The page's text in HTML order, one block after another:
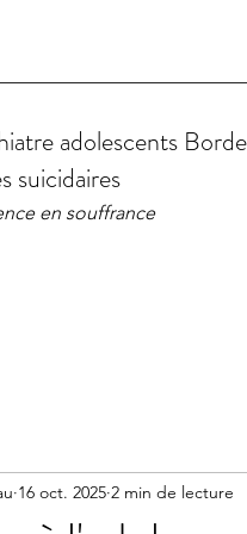
adolescents
suicidaires
en souffrance
16 oct. 2025 2 min de lecture